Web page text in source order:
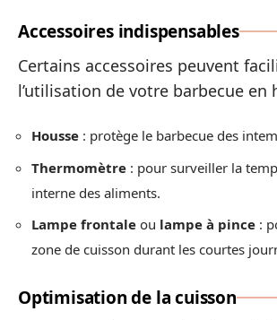
Accessoires indispensables
Certains accessoires peuvent
l’utilisation de votre barbecue en
Housse : protège le barbecue des
Thermomètre : pour surveiller la
interne des aliments.
Lampe frontale ou lampe à pince :
zone de cuisson durant les courtes
Optimisation de la cuisson